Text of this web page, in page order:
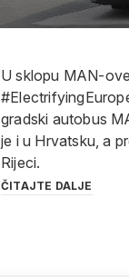
U sklopu MAN-
gradski autobus
je i u Hrvatsku, a
Rijeci.
ČITAJTE DALJE